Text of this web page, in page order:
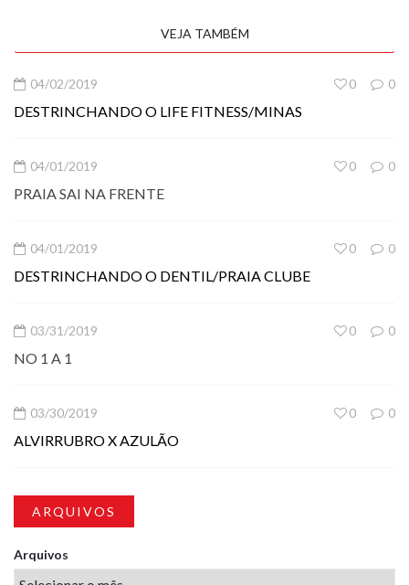
VEJA TAMBÉM
04/02/2019 0
0
DESTRINCHANDO O LIFE FITNESS/MINAS
04/01/2019 0
0
PRAIA SAI NA FRENTE
04/01/2019 0
0
DESTRINCHANDO O DENTIL/PRAIA CLUBE
03/31/2019 0
0
NO 1 A 1
03/30/2019 0
0
ALVIRRUBRO X AZULÃO
ARQUIVOS
Arquivos